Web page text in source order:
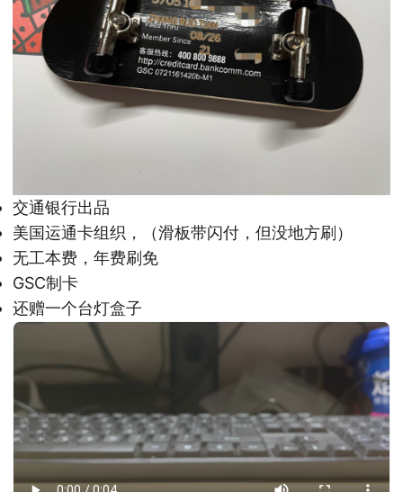
交通银行出品
美国运通卡组织，（滑板带闪付，但没地方刷）
无工本费，年费刷免
GSC制卡
还赠一个台灯盒子